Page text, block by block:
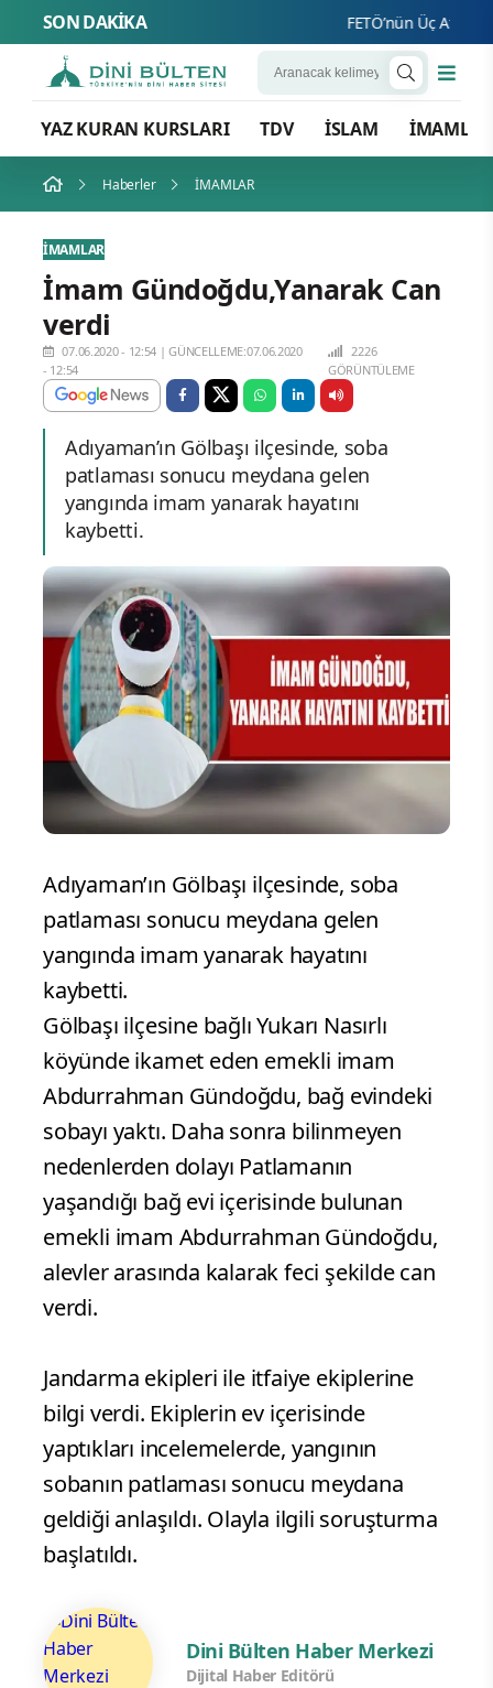
SON DAKİKA FETÖ’nün Üç Atlısı!
YAZ KURAN KURSLARI TDV İSLAM İMAMLAR
Haberler İMAMLAR
İMAMLAR
İmam Gündoğdu,Yanarak Can
verdi
07.06.2020 - 12:54 |GÜNCELLEME:07.06.2020
- 12:54
2226
GÖRÜNTÜLEME
Adıyaman’ın Gölbaşı ilçesinde, soba
patlaması sonucu meydana gelen
yangında imam yanarak hayatını
kaybetti.
Adıyaman’ın Gölbaşı ilçesinde, soba
patlaması sonucu meydana gelen
yangında imam yanarak hayatını
kaybetti.
Gölbaşı ilçesine bağlı Yukarı Nasırlı
köyünde ikamet eden emekli imam
Abdurrahman Gündoğdu, bağ evindeki
sobayı yaktı. Daha sonra bilinmeyen
nedenlerden dolayı Patlamanın
yaşandığı bağ evi içerisinde bulunan
emekli imam Abdurrahman Gündoğdu,
alevler arasında kalarak feci şekilde can
verdi.
Jandarma ekipleri ile itfaiye ekiplerine
bilgi verdi. Ekiplerin ev içerisinde
yaptıkları incelemelerde, yangının
sobanın patlaması sonucu meydana
geldiği anlaşıldı. Olayla ilgili soruşturma
başlatıldı.
Dini Bülten Haber Merkezi
Dijital Haber Editörü